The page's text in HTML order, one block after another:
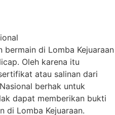
di Lomba Kejuaraan
Oleh karena itu
atau salinan dari
berhak untuk
dapat memberikan bukti
di Lomba Kejuaraan.